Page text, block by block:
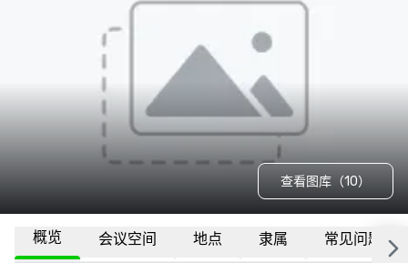
查看图库（10）
概览 会议空间 地点 隶属 常见问题